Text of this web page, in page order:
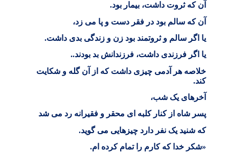
آن که ثروت داشت، بیمار بود.
آن که سالم بود در فقر دست و پا می زد،
یا اگر سالم و ثروتمند بود زن و زندگی بدی داشت.
یا اگر فرزندی داشت، فرزندانش بد بودند..
خلاصه هر آدمی چیزی داشت که از آن گله و شکایت
کند.
آخرهای یک شب،
پسر شاه از کنار کلبه ای محقر و فقیرانه رد می شد
که شنید یک نفر دارد چیزهایی می گوید.
«شکر خدا که کارم را تمام کرده ام.